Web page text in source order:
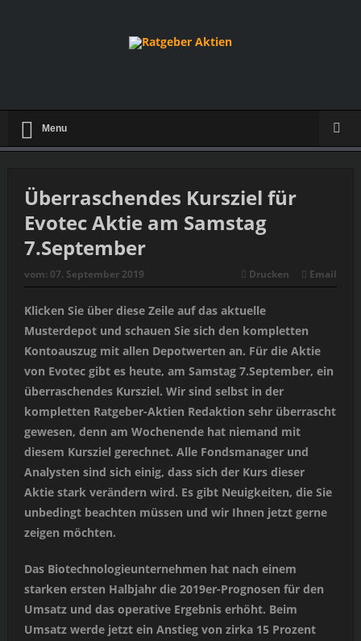
Menu
Überraschendes Kursziel für
Evotec Aktie am Samstag
7.September
vom: 07. September 2019 Drucken Email
Klicken Sie über diese Zeile auf das aktuelle
Musterdepot und schauen Sie sich den kompletten
Kontoauszug mit allen Depotwerten an. Für die Aktie
von Evotec gibt es heute, am Samstag 7.September, ein
überraschendes Kursziel. Wir sind selbst in der
kompletten Ratgeber-Aktien Redaktion sehr überrascht
gewesen, denn am Wochenende hat niemand mit
diesem Kursziel gerechnet. Alle Fondsmanager und
Analysten sind sich einig, dass sich der Kurs dieser
Aktie stark verändern wird. Es gibt Neuigkeiten, die Sie
unbedingt beachten müssen und wir Ihnen jetzt gerne
zeigen möchten.
Das Biotechnologieunternehmen hat nach einem
starken ersten Halbjahr die 2019er-Prognosen für den
Umsatz und das operative Ergebnis erhöht. Beim
Umsatz werde jetzt ein Anstieg von zirka 15 Prozent